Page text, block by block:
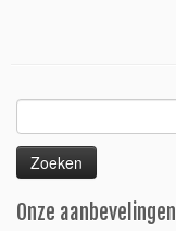
naar:
Onze aanbevelingen